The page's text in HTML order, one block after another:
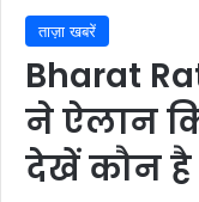
ताज़ा खबरें
Bharat
ने ऐलान
देखें कौन है